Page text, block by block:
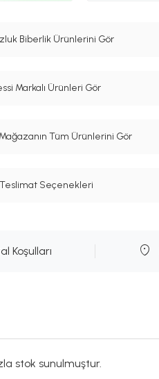
Biberlik Ürünlerini Gör
Markalı Ürünleri Gör
Mağazanın Tüm Ürünlerini Gör
Teslimat Seçenekleri
Koşulları
stok sunulmuştur.